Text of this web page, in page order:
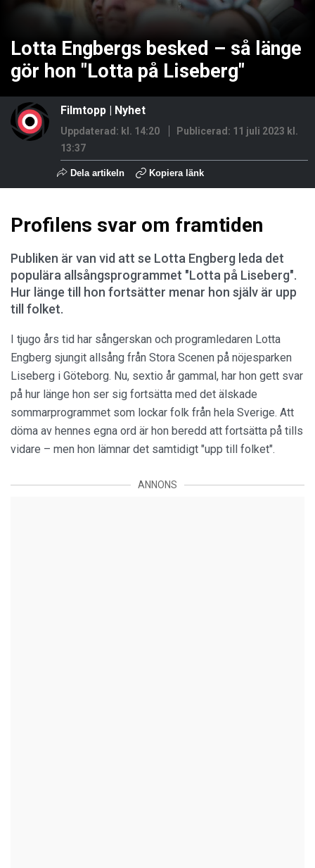
Lotta Engbergs besked – så länge
gör hon "Lotta på Liseberg"
Filmtopp Nyhet
Uppdaterad: kl. 14:20 Publicerad: 11 juli 2023 kl.
13:37
Dela artikeln Kopiera länk
Profilens svar om framtiden
Publiken är van vid att se Lotta Engberg leda det
populära allsångsprogrammet "Lotta på Liseberg".
Hur länge till hon fortsätter menar hon själv är upp
till folket.
I tjugo års tid har sångerskan och programledaren Lotta
Engberg sjungit allsång från Stora Scenen på nöjesparken
Liseberg i Göteborg. Nu, sextio år gammal, har hon gett svar
på hur länge hon ser sig fortsätta med det älskade
sommarprogrammet som lockar folk från hela Sverige. Att
döma av hennes egna ord är hon beredd att fortsätta på tills
vidare – men hon lämnar det samtidigt "upp till folket".
ANNONS